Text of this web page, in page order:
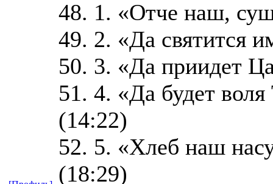
48. 1. «Отче наш,
49. 2. «Да святится
50. 3. «Да приидет
51. 4. «Да будет
(14:22)
52. 5. «Хлеб наш
(18:29)